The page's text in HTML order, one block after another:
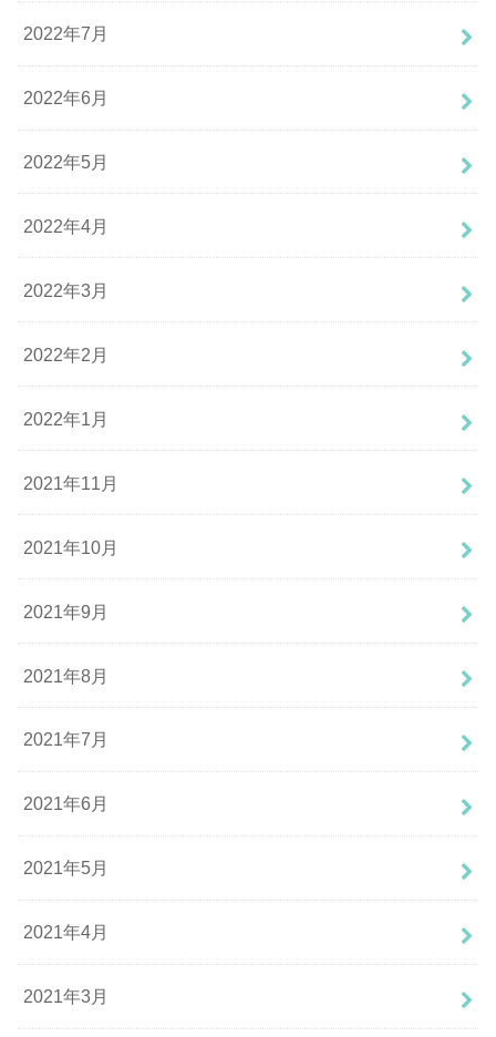
2022年7月
2022年6月
2022年5月
2022年4月
2022年3月
2022年2月
2022年1月
2021年11月
2021年10月
2021年9月
2021年8月
2021年7月
2021年6月
2021年5月
2021年4月
2021年3月